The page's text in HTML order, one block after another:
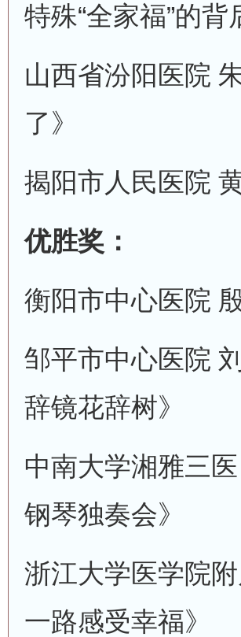
特殊“全家福”的背
山西省汾阳医院
了》
揭阳市人民医院
优胜奖：
衡阳市中心医院
邹平市中心医院
辞镜花辞树》
中南大学湘雅三
钢琴独奏会》
浙江大学医学院
一路感受幸福》